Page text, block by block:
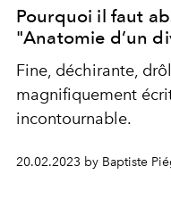
Pourquoi il faut
"Anatomie d’un
Fine, déchirante,
magnifiquement
incontournable.
20.02.2023 by Baptiste